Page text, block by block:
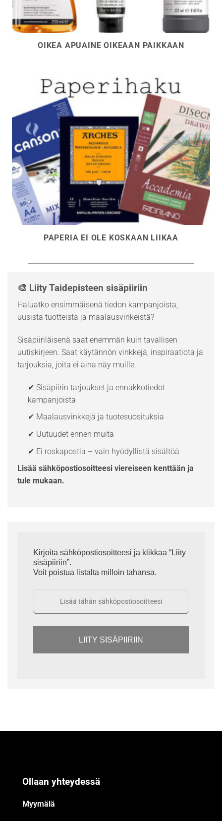
OIKEA APUAINE OIKEAAN PAIKKAAN
PAPERIA EI OLE KOSKAAN LIIKAA
🎨 Liity Taidepisteen sisäpiiriin
Haluatko ensimmäisenä tiedon kampanjoista,
uusista tuotteista ja maalausvinkeistä?
Sisäpiiriläisenä saat enemmän kuin tavallisen
uutiskirjeen. Saat käytännön vinkkejä, inspiraatiota ja
tarjouksia, joita ei aina näy muille.
✔ Sisäpiirin tarjoukset ja ennakkotiedot
kampanjoista
✔ Maalausvinkkejä ja tuotesuosituksia
✔ Uutuudet ennen muita
✔ Ei roskapostia – vain hyödyllistä sisältöä
Lisää sähköpostiosoitteesi viereiseen kenttään ja
tule mukaan.
Kirjoita sähköpostiosoitteesi ja klikkaa “Liity
sisäpiiriin”.
Voit poistua listalta milloin tahansa.
LIITY SISÄPIIRIIN
Ollaan yhteydessä
Myymälä